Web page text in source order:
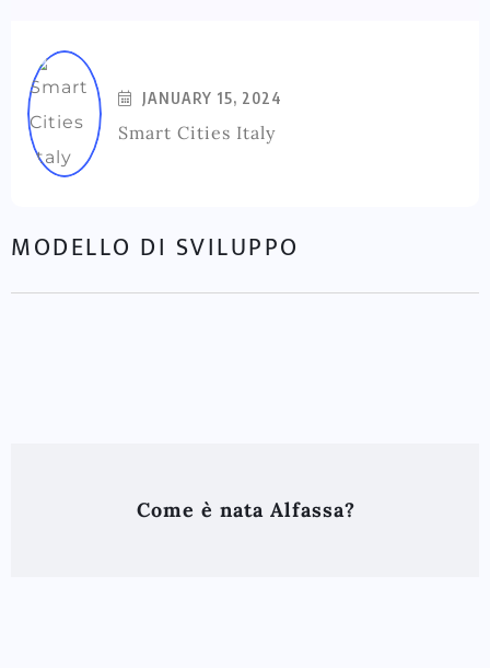
JANUARY 15, 2024
Smart Cities Italy
MODELLO DI SVILUPPO
Come è nata Alfassa?